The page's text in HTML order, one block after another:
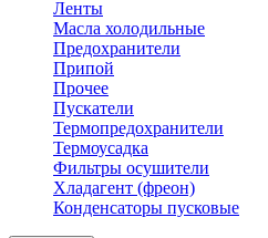
Ленты
Масла холодильные
Предохранители
Припой
Прочее
Пускатели
Термопредохранители
Термоусадка
Фильтры осушители
Хладагент (фреон)
Конденсаторы пусковые